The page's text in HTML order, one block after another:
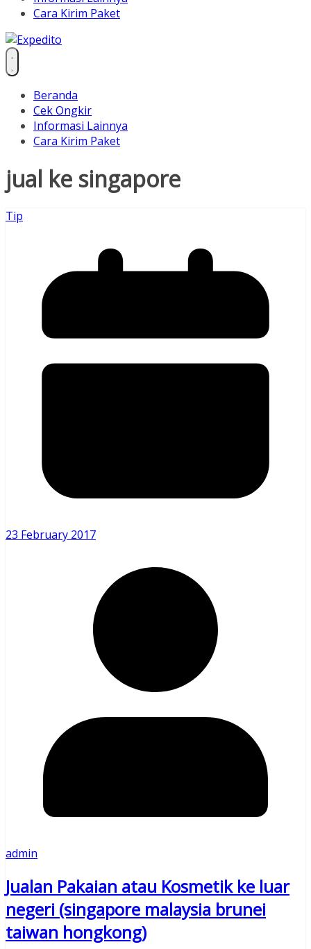
Cara Kirim Paket
Beranda
Cek Ongkir
Informasi Lainnya
Cara Kirim Paket
jual ke singapore
Tip
23 February 2017
admin
Jualan Pakaian atau Kosmetik ke luar
negeri (singapore malaysia brunei
taiwan hongkong)